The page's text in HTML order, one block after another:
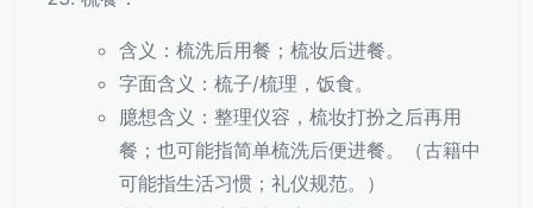
含义：梳洗后用餐；梳妆后进餐。
字面含义：梳子/梳理，饭食。
臆想含义：整理仪容，梳妆打扮之后再用
餐；也可能指简单梳洗后便进餐。（古籍中
可能指生活习惯；礼仪规范。）